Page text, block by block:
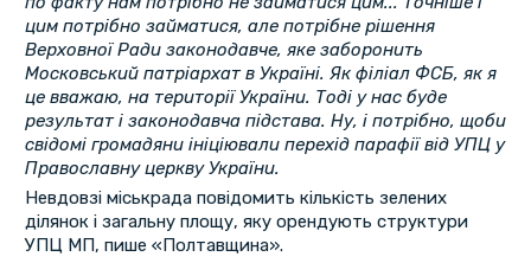
цим потрібно займатися, але потрібне рішення
Верховної Ради законодавче, яке заборонить
Московський патріархат в Україні. Як філіал ФСБ, як я
це вважаю, на території України. Тоді у нас буде
результат і законодавча підстава. Ну, і потрібно, щоби
свідомі громадяни ініціювали перехід парафії від УПЦ у
Православну церкву України.
Невдовзі міськрада повідомить кількість зелених
ділянок і загальну площу, яку орендують структури
УПЦ МП, пише «Полтавщина».